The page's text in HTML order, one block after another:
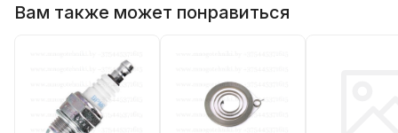
Вам также может понравиться